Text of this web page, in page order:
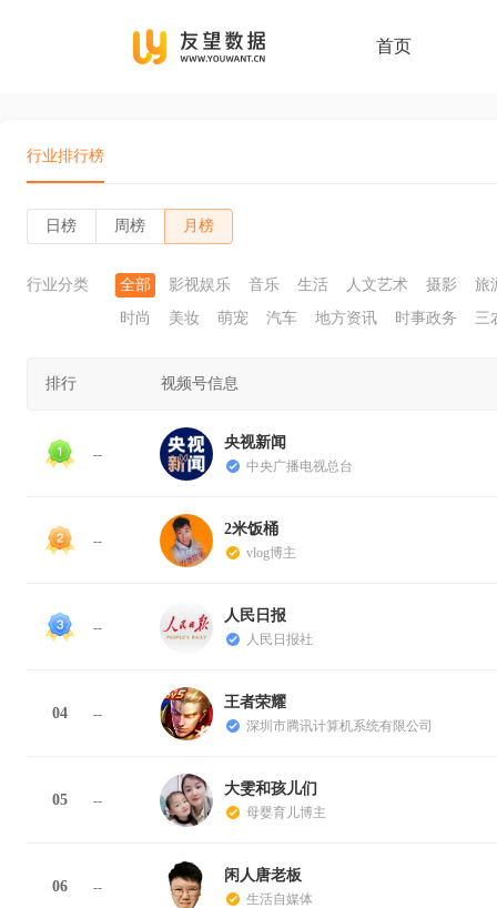
首页
行业排行榜
日榜 周榜 月榜
行业分类 全部 影视娱乐 音乐 生活 人文艺术 摄影
旅
时尚
美妆 萌宠 汽车 地方资讯 时事政务 三
排行 视频号信息
--
央视新闻
中央广播电视总台
--
2米饭桶
vlog博主
--
人民日报
人民日报社
04 --
王者荣耀
深圳市腾讯计算机系统有限公司
05 --
大雯和孩儿们
母婴育儿博主
06 --
闲人唐老板
生活自媒体